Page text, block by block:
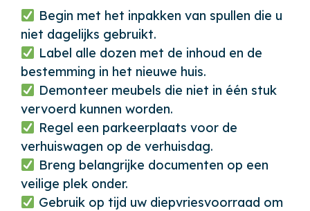
Begin met het inpakken van spullen die u
niet dagelijks gebruikt.
Label alle dozen met de inhoud en de
bestemming in het nieuwe huis.
Demonteer meubels die niet in één stuk
vervoerd kunnen worden.
Regel een parkeerplaats voor de
verhuiswagen op de verhuisdag.
Breng belangrijke documenten op een
veilige plek onder.
Gebruik op tijd uw diepvriesvoorraad om